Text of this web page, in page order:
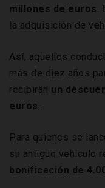
millones de euros.
la adquisición de
Así, aquellos
más de diez años
recibirán un
euros.
Para quienes se
su antiguo vehículo
bonificación de